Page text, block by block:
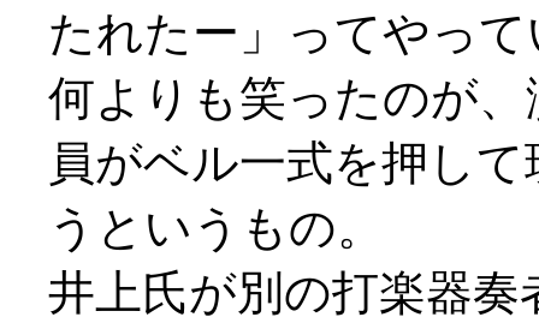
たれたー」ってやっ
何よりも笑ったのが
員がベル一式を押し
うというもの。
井上氏が別の打楽器